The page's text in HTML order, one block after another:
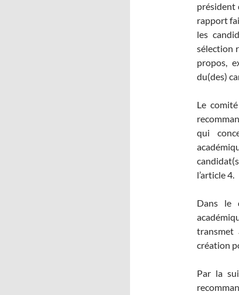
président
rapport
les
sélection
propos,
du(des)
Le
qui
l’article 4.
Dans le
transmet
création
Par la